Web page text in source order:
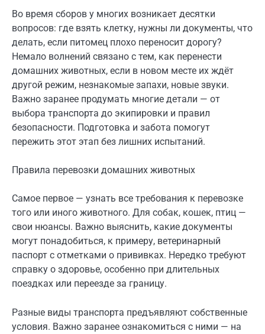
Во время сборов у многих возникает десятки
вопросов: где взять клетку, нужны ли документы, что
делать, если питомец плохо переносит дорогу?
Немало волнений связано с тем, как перенести
домашних животных, если в новом месте их ждёт
другой режим, незнакомые запахи, новые звуки.
Важно заранее продумать многие детали — от
выбора транспорта до экипировки и правил
безопасности. Подготовка и забота помогут
пережить этот этап без лишних испытаний.
Правила перевозки домашних животных
Самое первое — узнать все требования к перевозке
того или иного животного. Для собак, кошек, птиц —
свои нюансы. Важно выяснить, какие документы
могут понадобиться, к примеру, ветеринарный
паспорт с отметками о прививках. Нередко требуют
справку о здоровье, особенно при длительных
поездках или переезде за границу.
Разные виды транспорта предъявляют собственные
условия. Важно заранее ознакомиться с ними — на